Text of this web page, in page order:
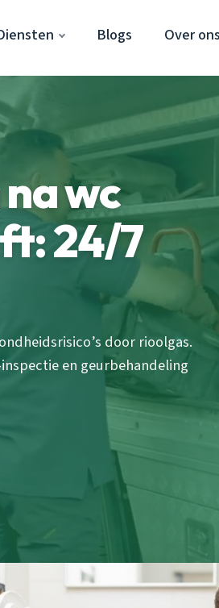
Blogs Over ons
wc
24/7
door rioolgas.
en geurbehandeling